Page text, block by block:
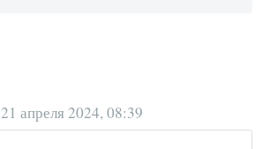
21 апреля 2024, 08:39